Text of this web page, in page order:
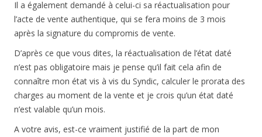
Il a également demandé à celui-ci sa réactualisation pour
l’acte de vente authentique, qui se fera moins de 3 mois
après la signature du compromis de vente.
D’après ce que vous dites, la réactualisation de l’état daté
n’est pas obligatoire mais je pense qu’il fait cela afin de
connaître mon état vis à vis du Syndic, calculer le prorata des
charges au moment de la vente et je crois qu’un état daté
n’est valable qu’un mois.
A votre avis, est-ce vraiment justifié de la part de mon